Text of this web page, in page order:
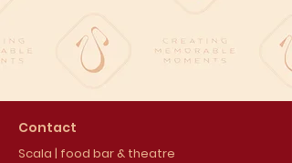
Contact
Scala | food bar & theatre